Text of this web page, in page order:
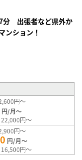
7分 出張者など県外か
ンション！
円～
円/月～
円～
円～
円/月～
円～